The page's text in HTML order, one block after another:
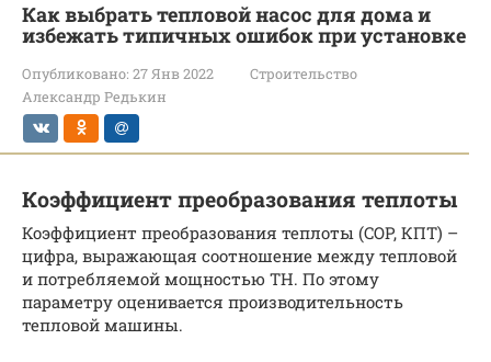
Как выбрать тепловой насос для дома и
избежать типичных ошибок при установке
Опубликовано: 27 Янв 2022
Строительство
Александр Редькин
Коэффициент преобразования теплоты
Коэффициент преобразования теплоты (COP, КПТ) –
цифра, выражающая соотношение между тепловой
и потребляемой мощностью ТН. По этому
параметру оценивается производительность
тепловой машины.